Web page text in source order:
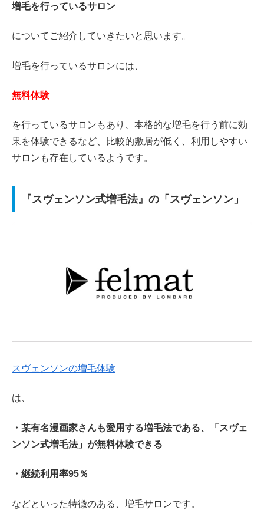
増毛を行っているサロン
についてご紹介していきたいと思います。
増毛を行っているサロンには、
無料体験
を行っているサロンもあり、本格的な増毛を行う前に効
果を体験できるなど、比較的敷居が低く、利用しやすい
サロンも存在しているようです。
『スヴェンソン式増毛法』の「スヴェンソン」
スヴェンソンの増毛体験
は、
・某有名漫画家さんも愛用する増毛法である、「スヴェ
ンソン式増毛法」が無料体験できる
・継続利用率95％
などといった特徴のある、増毛サロンです。